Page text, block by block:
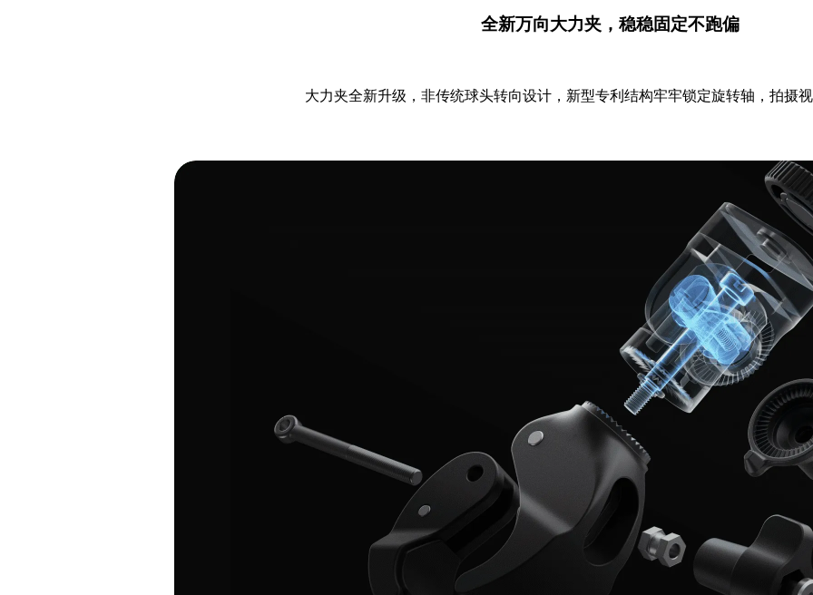
全新万向大力夹，稳稳固定不跑偏
大力夹全新升级，非传统球头转向设计，新型专利结构牢牢锁定旋转轴，拍摄